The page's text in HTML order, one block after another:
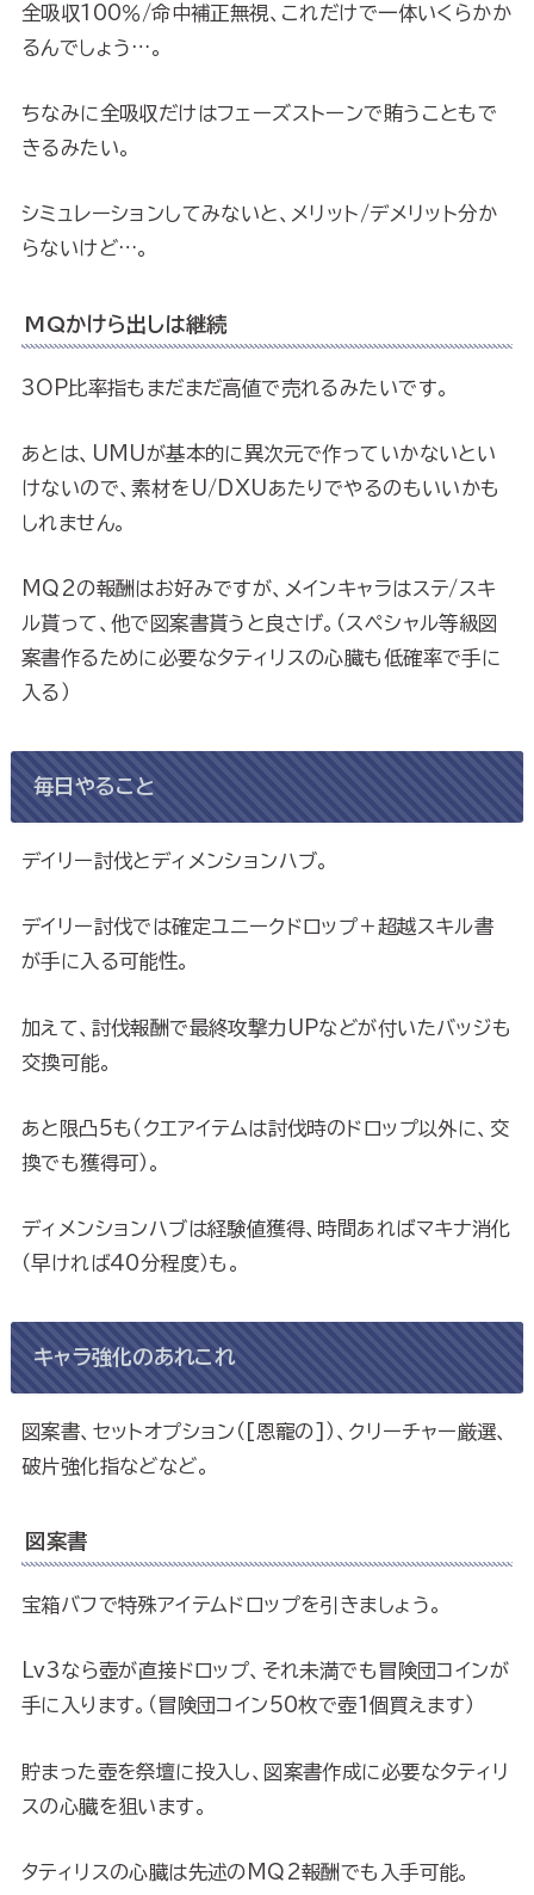
全吸収100％/命中補正無視、これだけで一体いくらかか
るんでしょう…。
ちなみに全吸収だけはフェーズストーンで賄うこともで
きるみたい。
シミュレーションしてみないと、メリット/デメリット分か
らないけど…。
MQかけら出しは継続
3OP比率指もまだまだ高値で売れるみたいです。
あとは、UMUが基本的に異次元で作っていかないとい
けないので、素材をU/DXUあたりでやるのもいいかも
しれません。
MQ2の報酬はお好みですが、メインキャラはステ/スキ
ル貰って、他で図案書貰うと良さげ。（スペシャル等級図
案書作るために必要なタティリスの心臓も低確率で手に
入る）
毎日やること
デイリー討伐とディメンションハブ。
デイリー討伐では確定ユニークドロップ＋超越スキル書
が手に入る可能性。
加えて、討伐報酬で最終攻撃力UPなどが付いたバッジも
交換可能。
あと限凸5も（クエアイテムは討伐時のドロップ以外に、交
換でも獲得可）。
ディメンションハブは経験値獲得、時間あればマキナ消化
（早ければ40分程度）も。
キャラ強化のあれこれ
図案書、セットオプション（[恩寵の]）、クリーチャー厳選、
破片強化指などなど。
図案書
宝箱バフで特殊アイテムドロップを引きましょう。
Lv3なら壺が直接ドロップ、それ未満でも冒険団コインが
手に入ります。（冒険団コイン50枚で壺1個買えます）
貯まった壺を祭壇に投入し、図案書作成に必要なタティリ
スの心臓を狙います。
タティリスの心臓は先述のMQ2報酬でも入手可能。